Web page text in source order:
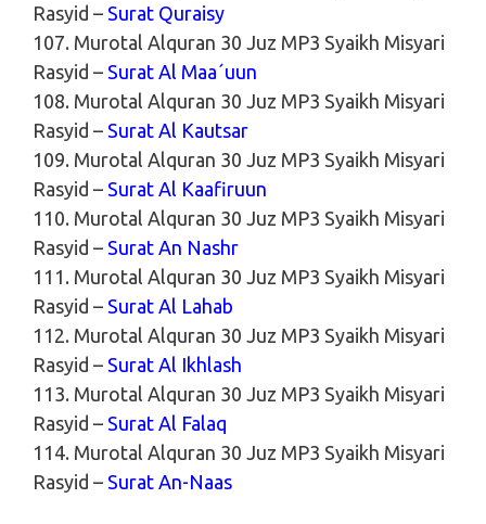
Rasyid – Surat Quraisy
107. Murotal Alquran 30 Juz MP3 Syaikh Misyari
Rasyid – Surat Al Maa´uun
108. Murotal Alquran 30 Juz MP3 Syaikh Misyari
Rasyid – Surat Al Kautsar
109. Murotal Alquran 30 Juz MP3 Syaikh Misyari
Rasyid – Surat Al Kaafiruun
110. Murotal Alquran 30 Juz MP3 Syaikh Misyari
Rasyid – Surat An Nashr
111. Murotal Alquran 30 Juz MP3 Syaikh Misyari
Rasyid – Surat Al Lahab
112. Murotal Alquran 30 Juz MP3 Syaikh Misyari
Rasyid – Surat Al Ikhlash
113. Murotal Alquran 30 Juz MP3 Syaikh Misyari
Rasyid – Surat Al Falaq
114. Murotal Alquran 30 Juz MP3 Syaikh Misyari
Rasyid – Surat An-Naas